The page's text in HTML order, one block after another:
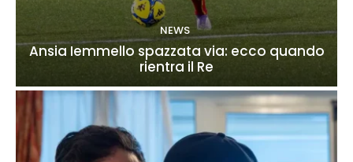
NEWS
Ansia Iemmello spazzata via: ecco quando
rientra il Re